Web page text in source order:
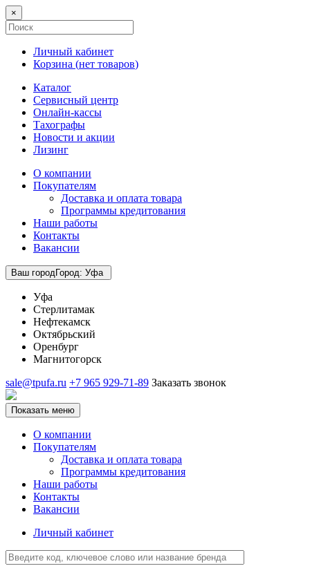
×
Личный кабинет
Корзина (нет товаров)
Каталог
Сервисный центр
Онлайн-кассы
Тахографы
Новости и акции
Лизинг
О компании
Покупателям
Доставка и оплата товара
Программы кредитования
Наши работы
Контакты
Вакансии
Ваш городГород: Уфа
Уфа
Стерлитамак
Нефтекамск
Октябрьский
Оренбург
Магнитогорск
sale@tpufa.ru +7 965 929-71-89 Заказать звонок
Показать меню
О компании
Покупателям
Доставка и оплата товара
Программы кредитования
Наши работы
Контакты
Вакансии
Личный кабинет